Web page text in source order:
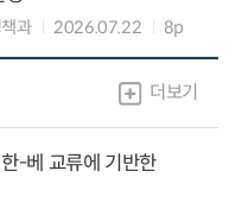
과 2026.07.22 8p
더보기
-베 교류에 기반한